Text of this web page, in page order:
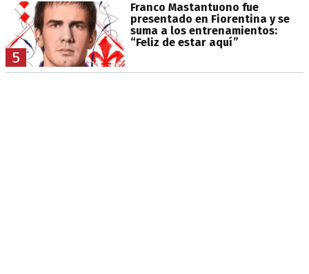
5
Franco Mastantuono fue
presentado en Fiorentina y se
suma a los entrenamientos:
“Feliz de estar aquí”